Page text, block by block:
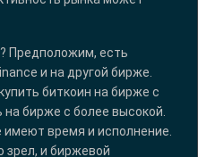
Предположим, есть
и на другой бирже.
биткоин на бирже с
на бирже с более высокой.
время и исполнение.
зрел, и биржевой